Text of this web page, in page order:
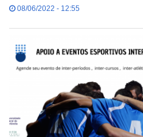
08/06/2022 - 12:55